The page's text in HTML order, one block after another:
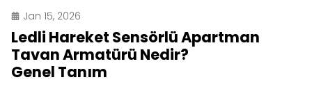
Jan 15, 2026
Ledli Hareket Sensörlü Apartman
Tavan Armatürü Nedir?
Genel Tanım